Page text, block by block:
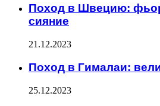
Поход в Швецию:
сияние
21.12.2023
Поход в Гималаи:
25.12.2023